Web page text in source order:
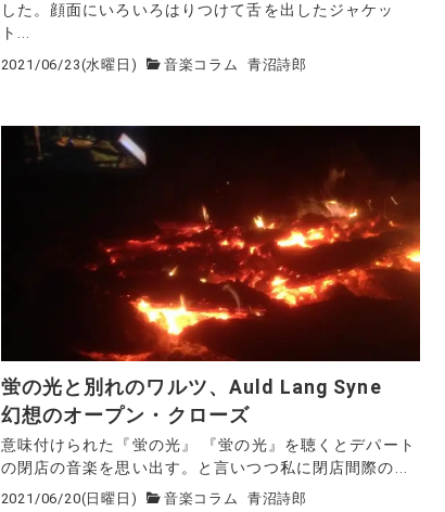
した。顔面にいろいろはりつけて舌を出したジャケッ
ト...
2021/06/23(水曜日) 音楽コラム 青沼詩郎
蛍の光と別れのワルツ、Auld Lang Syne
幻想のオープン・クローズ
意味付けられた『蛍の光』 『蛍の光』を聴くとデパート
の閉店の音楽を思い出す。と言いつつ私に閉店間際の...
2021/06/20(日曜日) 音楽コラム 青沼詩郎